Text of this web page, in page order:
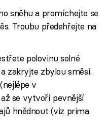
sněhu a promíchejte se
Troubu předehřejte na
polovinu solné
zakryjte zbylou směsí.
v
se vytvoří pevnější
hnědnout (viz prima